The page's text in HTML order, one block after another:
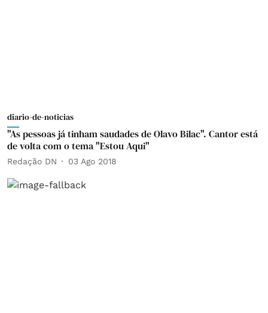
diario-de-noticias
"As pessoas já tinham saudades de Olavo Bilac". Cantor está
de volta com o tema "Estou Aqui"
Redação DN 03 Ago 2018